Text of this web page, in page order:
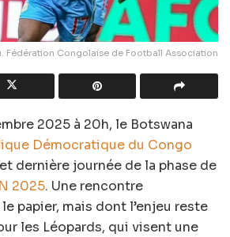
Fédération Congolaise de Football Association
2025 à 20h, le Botswana
Démocratique du Congo
dernière journée de la phase de
2025. Une rencontre
papier, mais dont l’enjeu reste
les Léopards, qui visent une